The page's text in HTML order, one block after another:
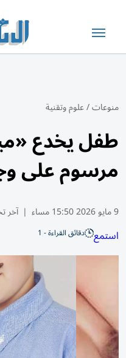
منوعات/علوم وتقنية
طفل يخدع
مرسوم على
9 مايو 2026 15:50 مساء | آخر
استمع دقائق القراءة - 1